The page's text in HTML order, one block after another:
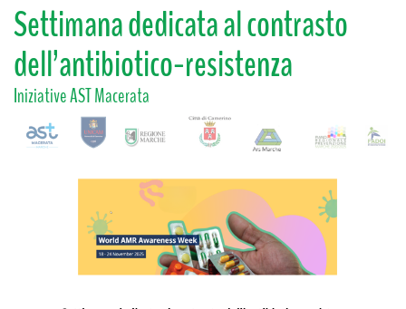
Settimana dedicata al contrasto
dell’antibiotico-resistenza
Iniziative AST Macerata